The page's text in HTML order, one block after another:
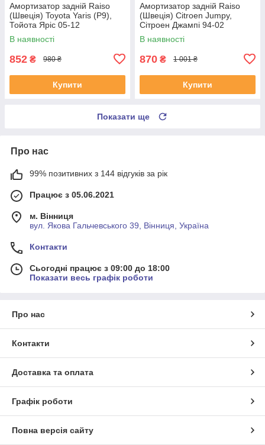
Амортизатор задній Raiso
(Швеція) Toyota Yaris (P9),
Тойота Яріс 05-12
#RS314759 UANWOQS4
В наявності
852 ₴ 980 ₴
Купити
Амортизатор задній Raiso
(Швеція) Citroen Jumpy,
Сітроен Джампі 94-02
#RS280985 UANNHJJ4
В наявності
870 ₴ 1 001 ₴
Купити
Показати ще
Про нас
99% позитивних з 144 відгуків за рік
Працює з 05.06.2021
м. Вінниця
вул. Якова Гальчевського 39, Вінниця, Україна
Контакти
Сьогодні працює з 09:00 до 18:00
Показати весь графік роботи
Про нас
Контакти
Доставка та оплата
Графік роботи
Повна версія сайту